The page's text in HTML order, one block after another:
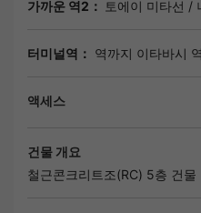
가까운 역2： 토에이 미타선 /
터미널역： 역까지 이타바시
액세스
건물 개요
철근콘크리트조(RC) 5층 건물